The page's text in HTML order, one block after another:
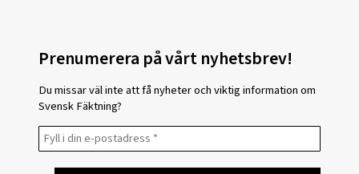
Prenumerera på vårt nyhetsbrev!
Du missar väl inte att få nyheter och viktig information om
Svensk Fäktning?